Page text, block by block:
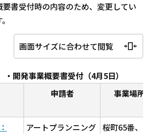
書受付時の内容のため、変更してい
画面サイズに合わせて閲覧
開発事業概要書受付（4月5日）
申請者 事業場所
アートプランニング 桜町65番、